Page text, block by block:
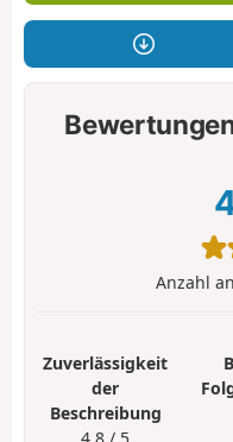
Anzahl
Zuverlässigkeit
der
Beschreibung